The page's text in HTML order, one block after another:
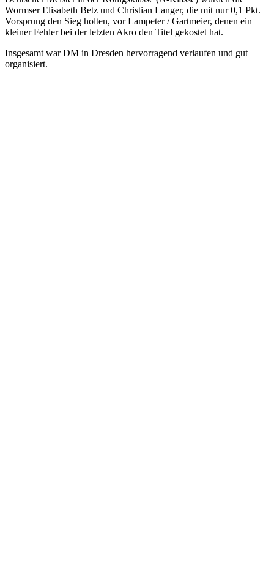
Wormser Elisabeth Betz und Christian Langer, die mit nur 0,1 Pkt.
Vorsprung den Sieg holten, vor Lampeter / Gartmeier, denen ein
kleiner Fehler bei der letzten Akro den Titel gekostet hat.
Insgesamt war DM in Dresden hervorragend verlaufen und gut
organisiert.